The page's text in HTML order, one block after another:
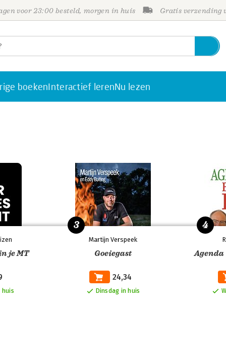
voor 23:00 besteld, morgen in huis Gratis verzending
boekenInteractief lerenNu lezen
je MT
huis
Martijn Verspeek
Goeiegast
24,34
Dinsdag in huis
3
Agenda
4